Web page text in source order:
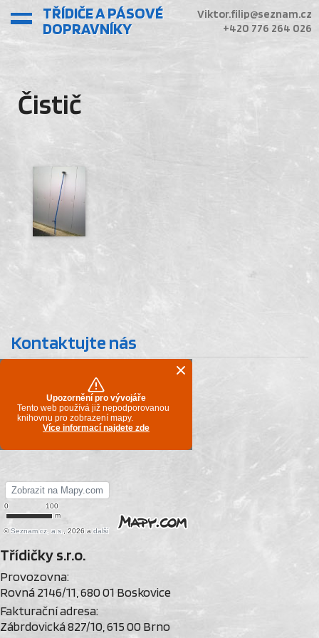
TŘÍDIČE A PÁSOVÉ
DOPRAVNÍKY
Viktor.filip@seznam.cz
+420 776 264 026
Čistič
Kontaktujte nás
Třídičky s.r.o.
Provozovna:
Rovná 2146/11, 680 01 Boskovice
Fakturační adresa:
Zábrdovická 827/10, 615 00 Brno